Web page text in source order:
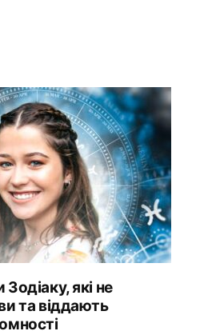
які не
та віддають